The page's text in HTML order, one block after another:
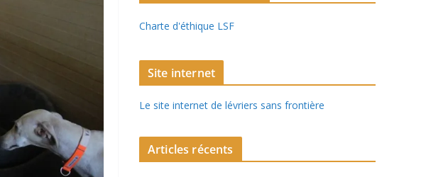
Charte d'éthique LSF
Site internet
Le site internet de lévriers sans frontière
Articles récents